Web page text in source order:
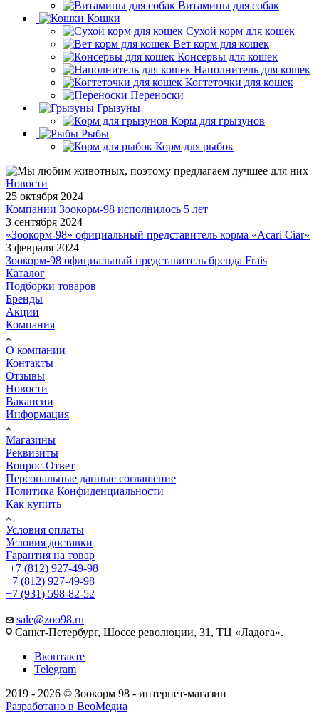
Витамины для собак
Кошки
Сухой корм для кошек
Вет корм для кошек
Консервы для кошек
Наполнитель для кошек
Когтеточки для кошек
Переноски
Грызуны
Корм для грызунов
Рыбы
Корм для рыбок
Новости
25 октября 2024
Компании Зоокорм-98 исполнилось 5 лет
3 сентября 2024
«Зоокорм-98» официальный представитель корма «Acari Ciar»
3 февраля 2024
Зоокорм-98 официальный представитель бренда Frais
Каталог
Подборки товаров
Бренды
Акции
Компания
О компании
Контакты
Отзывы
Новости
Вакансии
Информация
Магазины
Реквизиты
Вопрос-Ответ
Персональные данные соглашение
Политика Конфиденциальности
Как купить
Условия оплаты
Условия доставки
Гарантия на товар
+7 (812) 927-49-98
+7 (812) 927-49-98
+7 (931) 598-82-52
sale@zoo98.ru
Санкт-Петербург, Шоссе революции, 31, ТЦ «Ладога».
Вконтакте
Telegram
2019 - 2026 © Зоокорм 98 - интернет-магазин
Разработано в ВеоМедиа